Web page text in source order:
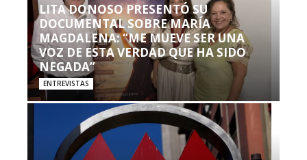
LITA DONOSO PRESENTÓ SU
DOCUMENTAL SOBRE MARÍA
MAGDALENA: “ME MUEVE SER UNA
VOZ DE ESTA VERDAD QUE HA SIDO
NEGADA”
ENTREVISTAS